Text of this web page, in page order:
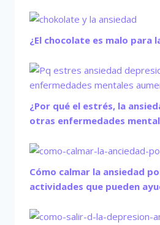
¿El chocolate es malo para
¿Por qué el estrés, la
otras enfermedades
Cómo calmar la ansiedad
actividades que pueden